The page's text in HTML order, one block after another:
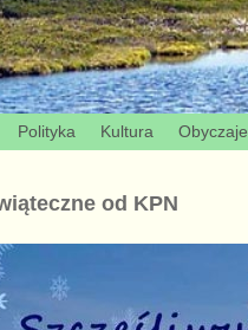
Polityka Kultura Obyczaje
od KPN